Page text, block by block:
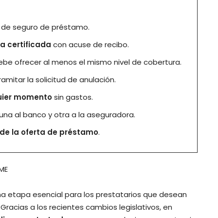
seguro de préstamo.
certificada con acuse de recibo.
ofrecer al menos el mismo nivel de cobertura.
la solicitud de anulación.
momentosin gastos.
al banco y otra a la aseguradora.
la oferta de préstamo.
etapa esencial para los prestatarios que desean
a los recientes cambios legislativos, en